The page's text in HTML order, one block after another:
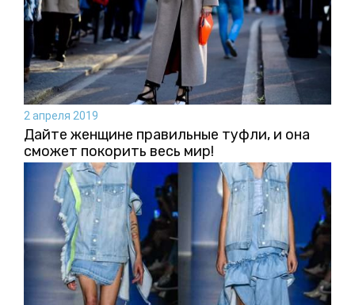
2 апреля 2019
Дайте женщине правильные туфли, и она
сможет покорить весь мир!